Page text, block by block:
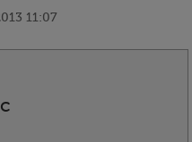
11:07